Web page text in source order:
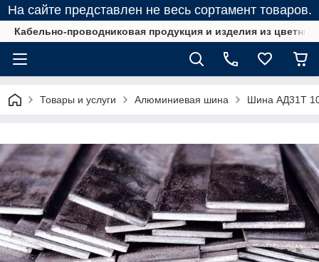
На сайте представлен не весь сортамент товаров.
Кабельно-проводниковая продукция и изделия из
Товары и услуги Алюминиевая шина Шина АД31Т